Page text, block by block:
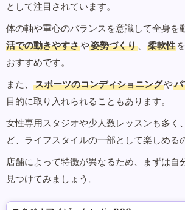
として注目されています。
体の軸や重心のバランスを意識して全身を
活での動きやすさや姿勢づくり 、 柔軟性
おすすめです。
また、
スポーツのコンディショニングや
目的に取り入れられることもあります。
女性専用スタジオや少人数レッスンも多く
ど、ライフスタイルの一部として楽しめる
店舗によって特徴が異なるため、まずは自
見つけてみましょう。